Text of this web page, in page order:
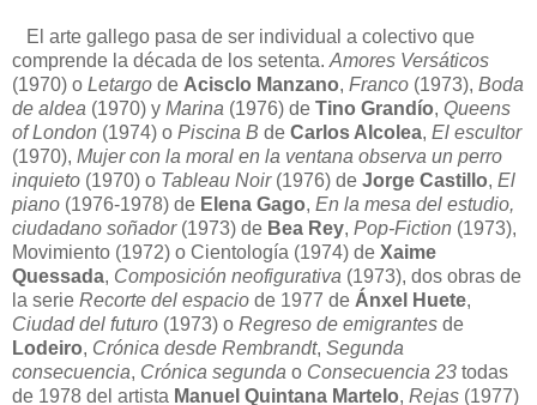
El arte gallego pasa de ser individual a colectivo que
comprende la década de los setenta. Amores Versáticos
(1970) o Letargo de Acisclo Manzano, Franco (1973), Boda
de aldea (1970) y Marina (1976) de Tino Grandío, Queens
of London (1974) o Piscina B de Carlos Alcolea, El escultor
(1970), Mujer con la moral en la ventana observa un perro
inquieto (1970) o Tableau Noir(1976) de Jorge Castillo, El
piano (1976-1978) de Elena Gago, En la mesa del estudio,
ciudadano soñador(1973) de Bea Rey, Pop-Fiction (1973),
Movimiento (1972) o Cientología (1974) de Xaime
Quessada, Composición neofigurativa (1973), dos obras de
la serie Recorte del espacio de 1977 de Ánxel Huete,
Ciudad del futuro (1973) o Regreso de emigrantes de
Lodeiro, Crónica desde Rembrandt, Segunda
consecuencia, Crónica segunda o Consecuencia 23 todas
de 1978 del artista Manuel Quintana Martelo, Rejas (1977)